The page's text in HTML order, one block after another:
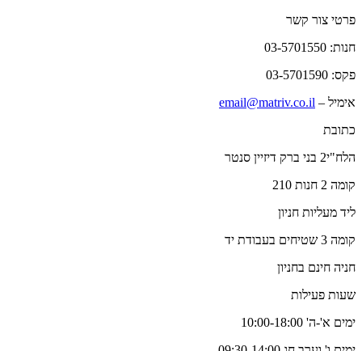
פרטי צור קשר
חנות: 03-5701550
פקס: 03-5701590
אימיל – email@matriv.co.il
כתובת
הלח"י2 בני ברק דיזיין סנטר
קומה 2 חנות 210
ליד מעליות חניון
קומה 3 שטיחים בעבודת יד
חניה חינם בחניון
שעות פעילות
ימים א'-ה' 10:00-18:00